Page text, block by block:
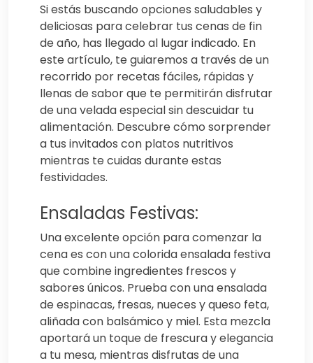
Si estás buscando opciones saludables y
deliciosas para celebrar tus cenas de fin
de año, has llegado al lugar indicado. En
este artículo, te guiaremos a través de un
recorrido por recetas fáciles, rápidas y
llenas de sabor que te permitirán disfrutar
de una velada especial sin descuidar tu
alimentación. Descubre cómo sorprender
a tus invitados con platos nutritivos
mientras te cuidas durante estas
festividades.
Ensaladas Festivas:
Una excelente opción para comenzar la
cena es con una colorida ensalada festiva
que combine ingredientes frescos y
sabores únicos. Prueba con una ensalada
de espinacas, fresas, nueces y queso feta,
aliñada con balsámico y miel. Esta mezcla
aportará un toque de frescura y elegancia
a tu mesa, mientras disfrutas de una